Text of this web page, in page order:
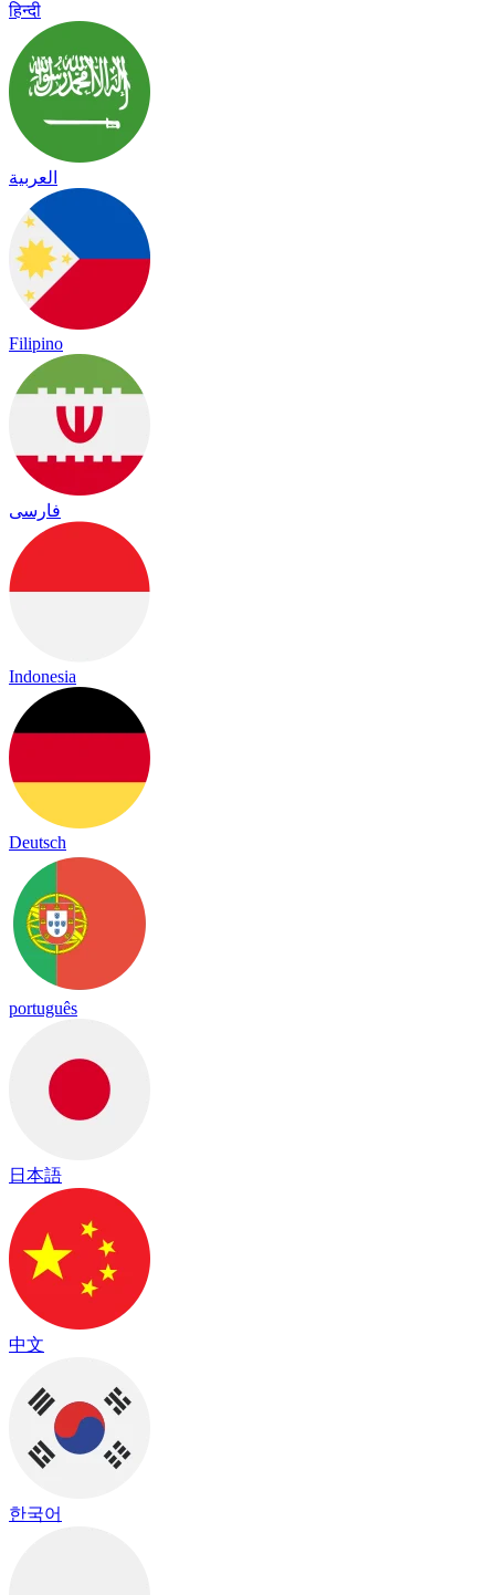
हिन्दी
العربية
Filipino
فارسی
Indonesia
Deutsch
português
日本語
中文
한국어